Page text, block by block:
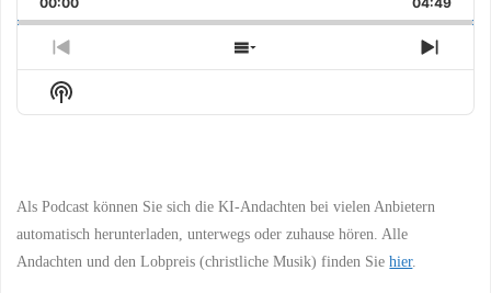
Rate
Previous
Episode
Show
Episodes
Next
Show
Podcast
Als Podcast können Sie sich die KI-Andachten bei vielen Anbietern
automatisch herunterladen, unterwegs oder zuhause hören. Alle
Andachten und den Lobpreis (christliche Musik) finden Siehier.